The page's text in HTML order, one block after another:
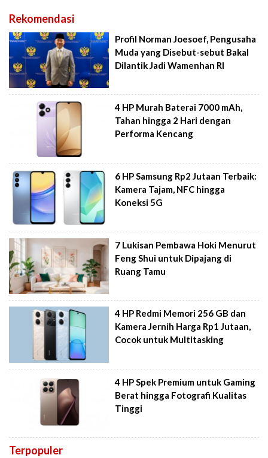
Rekomendasi
Profil Norman Joesoef, Pengusaha
Muda yang Disebut-sebut Bakal
Dilantik Jadi Wamenhan RI
4 HP Murah Baterai 7000 mAh,
Tahan hingga 2 Hari dengan
Performa Kencang
6 HP Samsung Rp2 Jutaan Terbaik:
Kamera Tajam, NFC hingga
Koneksi 5G
7 Lukisan Pembawa Hoki Menurut
Feng Shui untuk Dipajang di
Ruang Tamu
4 HP Redmi Memori 256 GB dan
Kamera Jernih Harga Rp1 Jutaan,
Cocok untuk Multitasking
4 HP Spek Premium untuk Gaming
Berat hingga Fotografi Kualitas
Tinggi
Terpopuler